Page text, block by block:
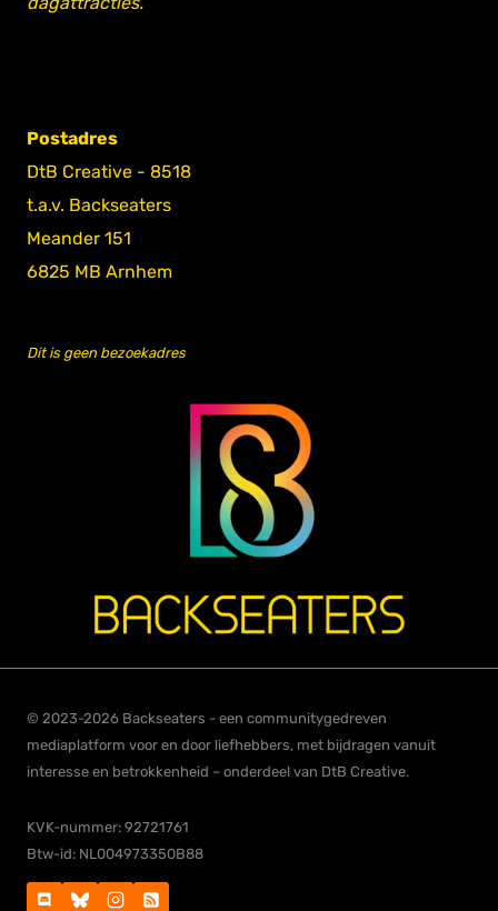
Postadres
DtB Creative - 8518
t.a.v. Backseaters
Meander 151
6825 MB Arnhem
Dit is geen bezoekadres
© 2023-2026 Backseaters - een communitygedreven
mediaplatform voor en door liefhebbers, met bijdragen vanuit
interesse en betrokkenheid – onderdeel van DtB Creative.
KVK-nummer: 92721761
Btw-id: NL004973350B88